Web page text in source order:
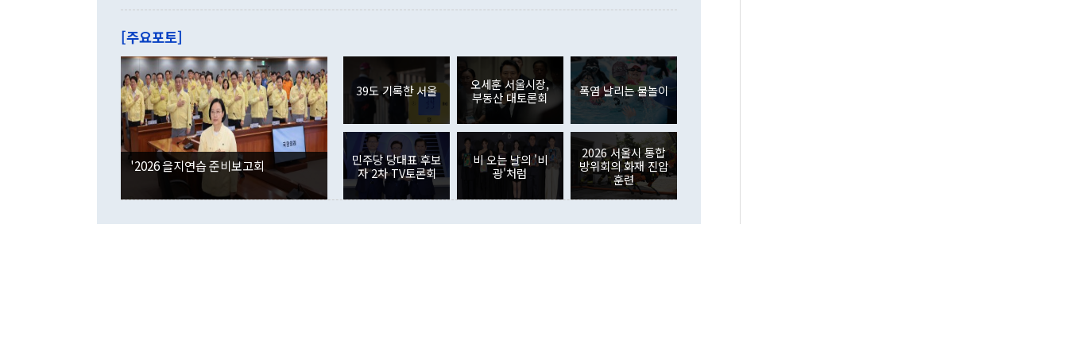
관은 업무보고 사후 브리핑에서 정 장관이 언급한 '4자 회담'에 대해 "이상
이 9월 러시아 블라디보스토크에서 열리는 '동방경제포럼(EEF)'을 언급하
며 "정부 차원에서 (참석을) 검토하고 있다"고 발언한 데 대해서도 조 장관
은 "그것은 외교부의 몫"이라며 "아직 거기까지 진도가 나가지 않았다"고
잘랐다. 정 장관이 이날 소개한 대북 구상과 설명은 정부 내 조율을 거치지
않았다는 점에서 문제가 있다. 특히 주적 표현 대체와 국호 사용, 9·19 군
사합의 복원, 4자회담 추진 등은 통일부 장관이 결정할 사안이 아니어서 월
권이라는 지적이 나오고 있다. 이 대통령은 정 장관의 업무보고를 듣고 난
뒤 "여기 업무보고에 발표했다고 승인난 건 아니다"라고 재차 확인했다. 정
부의 한 소식통은 "정 장관의 발언 내용은 대부분 국가안전보장회의(NSC)
를 거쳐 결정된 사안이 아닌 정 장관의 개인적 생각에 가깝다"며 "안보 관
련 부처 장관이 정부의 공식 정책이 아닌 사안을 추진하겠다고 업무보고를
하고 대통령의 면전에서 '국군통수권자가 나서야 한다'고 주장한 것은 심각
는 배당수입이 늘어난 데다 전월 분기배당에 따른 기저효과로 배당지급이
였던 올해 3월(369억9000만달러)을 넘어선 것이다. 직접투자에서는 내국
인의 해외투자가 80억1000만달러, 외국인의 국내투자가 46억3000만달러
각각 증가했다. 증권투자에서는 외국인의 국내 주식 매도세가 이어졌다. 외
국인의 국내 주식 투자는 차익실현 매도 등의 영향으로 316억1000만달러
감소하며 전월(-310억5000만달러)에 이어 역대 최대 순매도 기록을 다시
경신했다. 외국인의 국내 채권투자는 세계국채지수(WGBI) 자금 유입에도
분기 말 만기도래 영향으로 증가 폭이 줄어든 52억9000만달러를 기록했
다. 내국인의 해외 증권투자는 주식을 중심으로 35억6000만달러 증가했
다. eoyn2@newspim.com
[주요포토]
'2026 을지연습 준비보고회
39도 기록한 서울
오세훈 서울시장,
부동산 대토론회
폭염 날리는 물놀이
민주당 당대표 후보
자 2차 TV토론회
비 오는 날의 '비
광'처럼
2026 서울시 통합
방위회의 화재 진압
훈련